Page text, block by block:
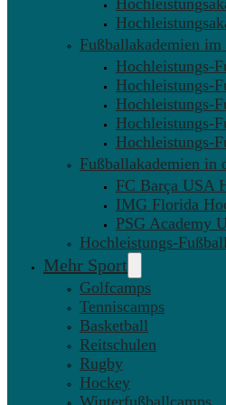
Fußballakademien
Hochleistungs-
Hochleistungs-
Hochleistungs-
Hochleistungs-
Hochleistungs-
Fußballakademien in
FC Barça USA
IMG Florida
PSG Academy
Hochleistungs-
Mehr Sport
Golfcamps
Tenniscamps
Basketball
Reitschulen
Rugby
Hockey
Winterfußballcamps